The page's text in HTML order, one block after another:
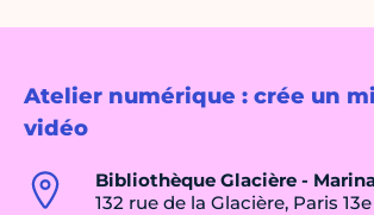
Atelier numérique : crée un
vidéo
Bibliothèque Glacière -
132 rue de la Glacière, Paris 13e